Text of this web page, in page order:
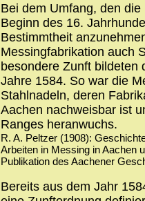
Bei dem Umfang, den
Beginn des 16.
Bestimmtheit
Messingfabrikation auch
besondere Zunft bildeten
Jahre 1584. So war die
Stahlnadeln, deren
Aachen nachweisbar ist
Ranges heranwuchs.
R. A. Peltzer (1908):
Arbeiten in Messing in Aachen
Publikation des Aachener
Bereits aus dem Jahr